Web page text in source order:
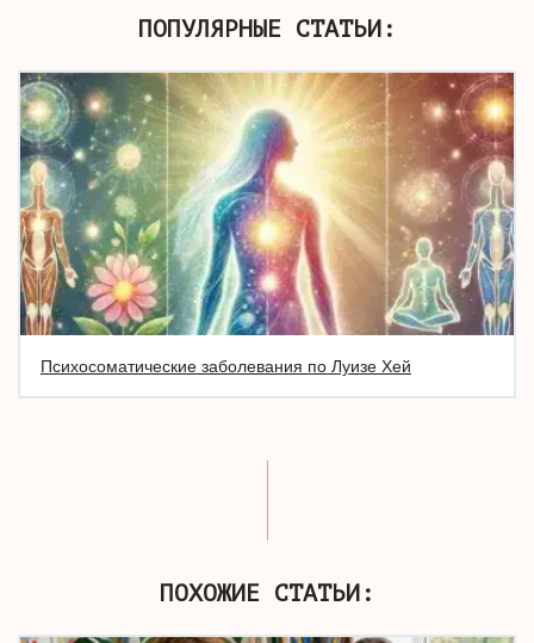
ПОПУЛЯРНЫЕ СТАТЬИ:
Психосоматические заболевания по Луизе Хей
ПОХОЖИЕ СТАТЬИ: